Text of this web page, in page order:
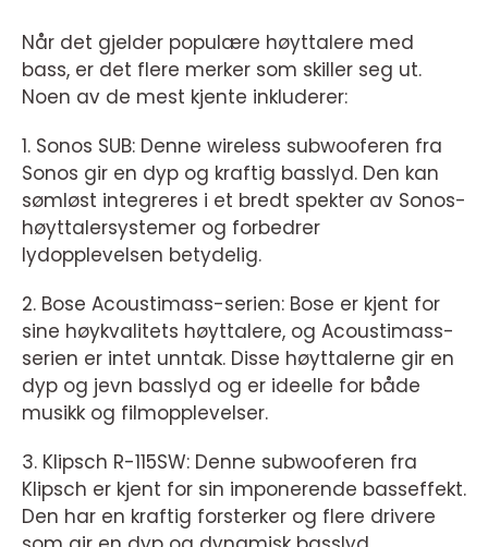
Når det gjelder populære høyttalere med
bass, er det flere merker som skiller seg ut.
Noen av de mest kjente inkluderer:
1. Sonos SUB: Denne wireless subwooferen fra
Sonos gir en dyp og kraftig basslyd. Den kan
sømløst integreres i et bredt spekter av Sonos-
høyttalersystemer og forbedrer
lydopplevelsen betydelig.
2. Bose Acoustimass-serien: Bose er kjent for
sine høykvalitets høyttalere, og Acoustimass-
serien er intet unntak. Disse høyttalerne gir en
dyp og jevn basslyd og er ideelle for både
musikk og filmopplevelser.
3. Klipsch R-115SW: Denne subwooferen fra
Klipsch er kjent for sin imponerende basseffekt.
Den har en kraftig forsterker og flere drivere